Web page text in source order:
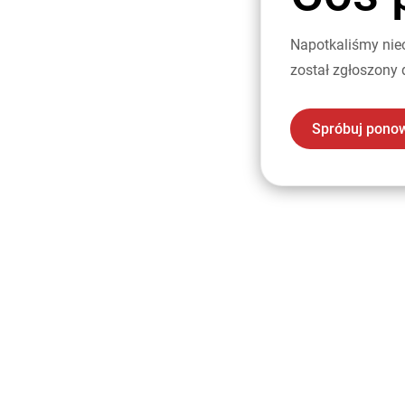
Napotkaliśmy
został zgłoszony
Spróbuj